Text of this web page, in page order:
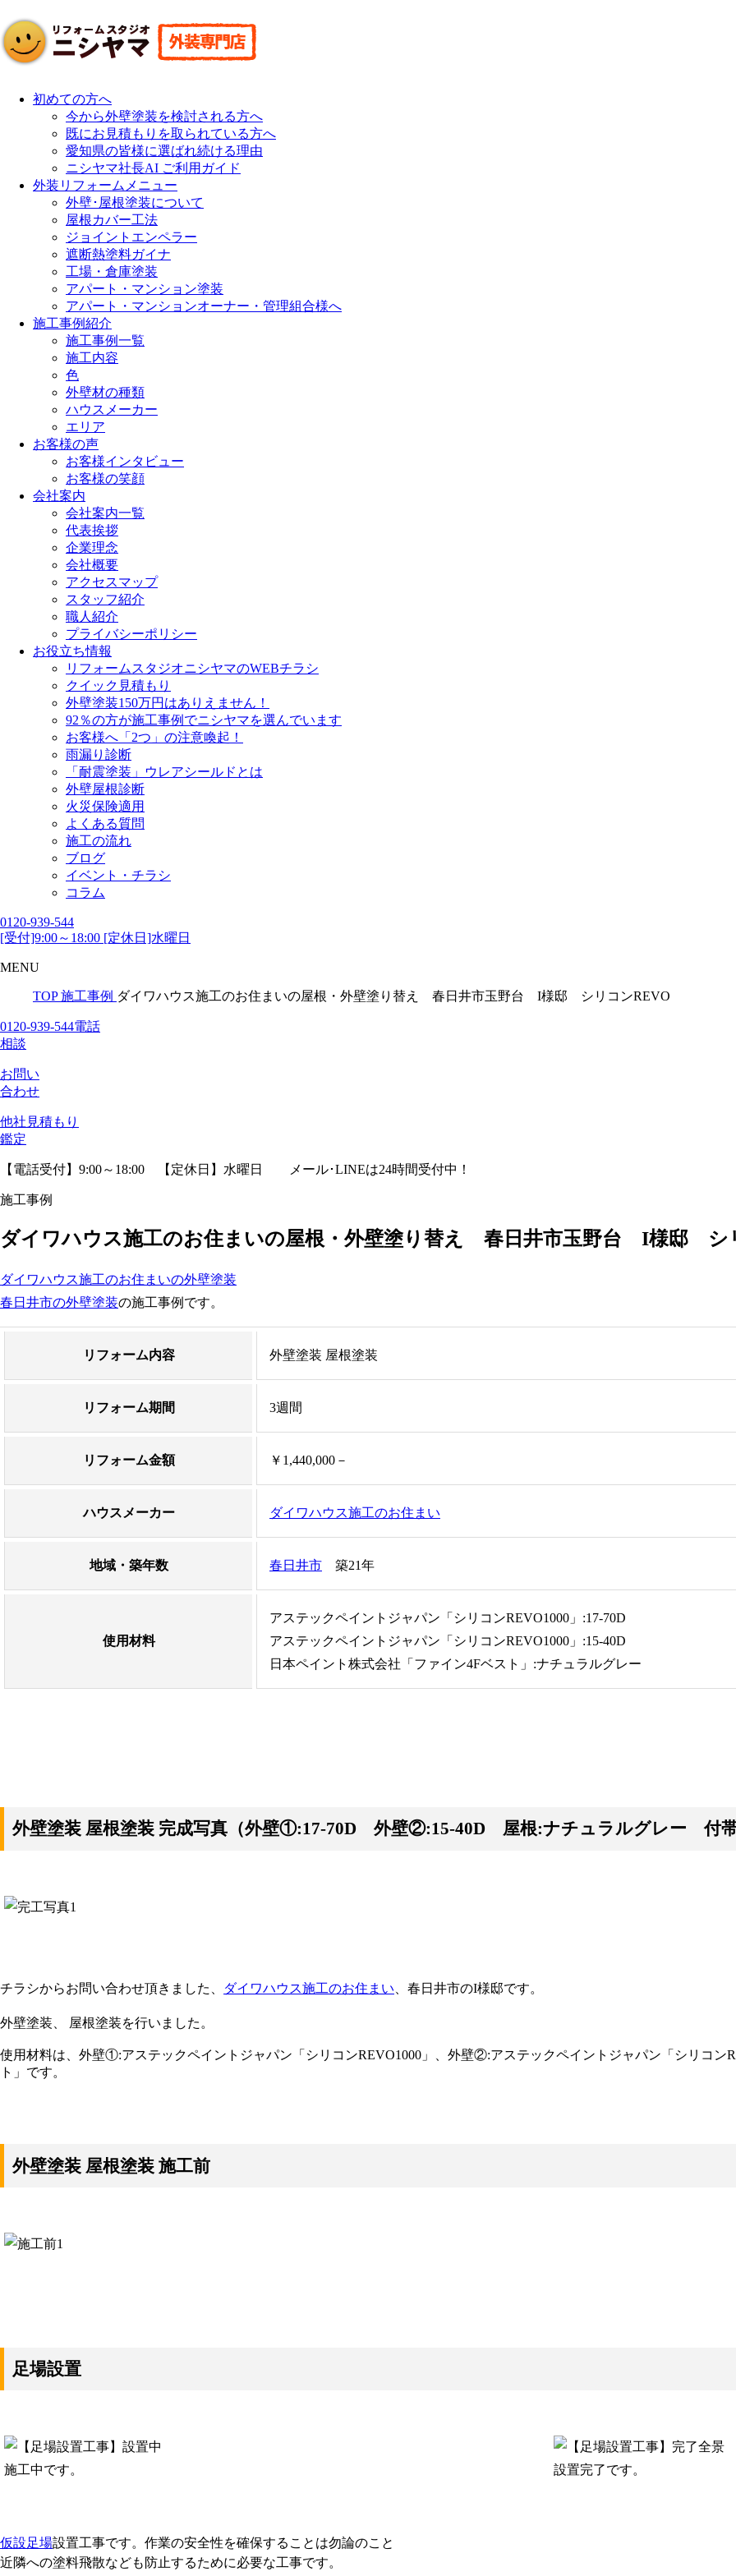
初めての方へ
今から外壁塗装を検討される方へ
既にお見積もりを取られている方へ
愛知県の皆様に選ばれ続ける理由
ニシヤマ社長AI ご利用ガイド
外装リフォームメニュー
外壁･屋根塗装について
屋根カバー工法
ジョイントエンペラー
遮断熱塗料ガイナ
工場・倉庫塗装
アパート・マンション塗装
アパート・マンションオーナー・管理組合様へ
施工事例紹介
施工事例一覧
施工内容
色
外壁材の種類
ハウスメーカー
エリア
お客様の声
お客様インタビュー
お客様の笑顔
会社案内
会社案内一覧
代表挨拶
企業理念
会社概要
アクセスマップ
スタッフ紹介
職人紹介
プライバシーポリシー
お役立ち情報
リフォームスタジオニシヤマのWEBチラシ
クイック見積もり
外壁塗装150万円はありえません！
92％の方が施工事例でニシヤマを選んでいます
お客様へ「2つ」の注意喚起！
雨漏り診断
「耐震塗装」ウレアシールドとは
外壁屋根診断
火災保険適用
よくある質問
施工の流れ
ブログ
イベント・チラシ
コラム
0120-939-544
[受付]9:00～18:00 [定休日]水曜日
MENU
TOP 施工事例 ダイワハウス施工のお住まいの屋根・外壁塗り替え 春日井市玉野台 I様邸 シリコンREVO
0120-939-544電話
相談
お問い
合わせ
他社見積もり
鑑定
【電話受付】9:00～18:00 【定休日】水曜日 メール･LINEは24時間受付中！
施工事例
ダイワハウス施工のお住まいの屋根・外壁塗り替え 春日井市玉野台 I様邸 シ
ダイワハウス施工のお住まいの外壁塗装
春日井市の外壁塗装の施工事例です。
リフォーム内容 外壁塗装 屋根塗装
リフォーム期間 3週間
リフォーム金額 ￥1,440,000－
ハウスメーカー ダイワハウス施工のお住まい
地域・築年数 春日井市 築21年
使用材料
アステックペイントジャパン「シリコンREVO1000」:17-70D
アステックペイントジャパン「シリコンREVO1000」:15-40D
日本ペイント株式会社「ファイン4Fベスト」:ナチュラルグレー
外壁塗装 屋根塗装 完成写真（外壁①:17-70D 外壁②:15-40D 屋根:ナチュラルグレー 付
チラシからお問い合わせ頂きました、 ダイワハウス施工のお住まい 、春日井市のI様邸です。
外壁塗装、 屋根塗装を行いました。
使用材料は、外壁①:アステックペイントジャパン「シリコンREVO1000」、外壁②:アステックペイントジャパン「シリコン
ト」です。
外壁塗装 屋根塗装 施工前
足場設置
施工中です。 設置完了です。
仮設足場設置工事です。作業の安全性を確保することは勿論のこと
近隣への塗料飛散なども防止するために必要な工事です。